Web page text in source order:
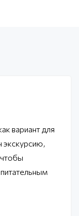
вариант для
экскурсию,